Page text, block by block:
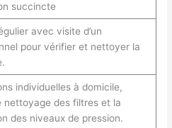
succincte
avec visite d’un
pour vérifier et nettoyer la
individuelles à domicile,
nettoyage des filtres et la
des niveaux de pression.